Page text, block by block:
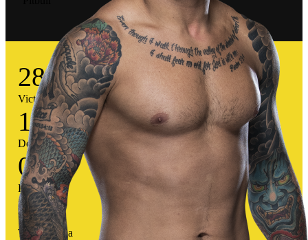
28
Victorias
15
Derrotas
0
Empates
65%
Tasa victoria